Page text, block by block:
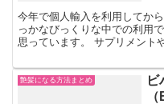
今年で個人輸入を利用してか
っかなびっくりな中での利用
思っています。 サプリメント
艶髪になる方法まとめ
ビ